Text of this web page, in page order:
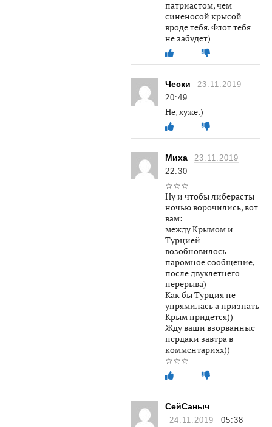
патриастом, чем
синеносой крысой
вроде тебя. Флот тебя
не забудет)
Чески
23.11.2019
20:49
Не, хуже.)
Миха
23.11.2019
22:30
☆☆☆
Ну и чтобы либерасты
ночью ворочились, вот
вам:
между Крымом и
Турцией
возобновилось
паромное сообщение,
после двухлетнего
перерыва)
Как бы Турция не
упрямилась а признать
Крым придется))
Жду ваши взорванные
пердаки завтра в
комментариях))
☆☆☆
СейСаныч
24.11.2019 05:38